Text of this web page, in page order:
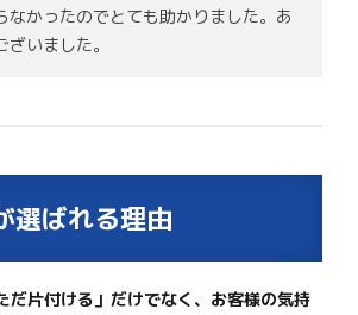
なかったのでとても助かりました。あ
ざいました。
選ばれる理由
だ片付ける」だけでなく、お客様の気持